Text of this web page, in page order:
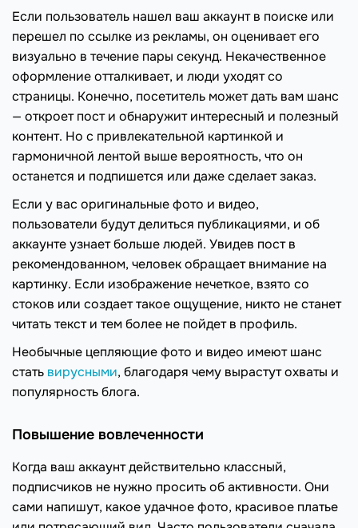
Если пользователь нашел ваш аккаунт в поиске или
перешел по ссылке из рекламы, он оценивает его
визуально в течение пары секунд. Некачественное
оформление отталкивает, и люди уходят со
страницы. Конечно, посетитель может дать вам шанс
— откроет пост и обнаружит интересный и полезный
контент. Но с привлекательной картинкой и
гармоничной лентой выше вероятность, что он
останется и подпишется или даже сделает заказ.
Если у вас оригинальные фото и видео,
пользователи будут делиться публикациями, и об
аккаунте узнает больше людей. Увидев пост в
рекомендованном, человек обращает внимание на
картинку. Если изображение нечеткое, взято со
стоков или создает такое ощущение, никто не станет
читать текст и тем более не пойдет в профиль.
Необычные цепляющие фото и видео имеют шанс
стать вирусными, благодаря чему вырастут охваты и
популярность блога.
Повышение вовлеченности
Когда ваш аккаунт действительно классный,
подписчиков не нужно просить об активности. Они
сами напишут, какое удачное фото, красивое платье